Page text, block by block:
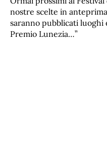
nostre scelte in
saranno pubblicati luoghi
Premio Lunezia…”